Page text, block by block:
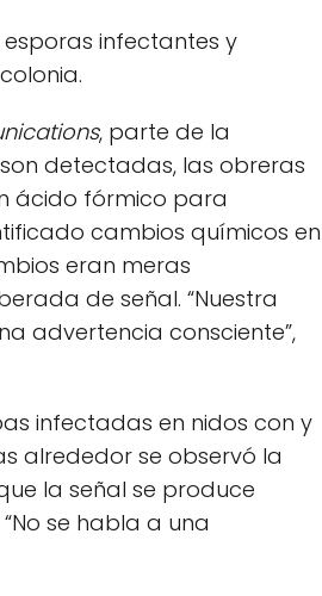
infectantes y
, parte de la
detectadas, las obreras
ácido fórmico para
cambios químicos en
eran meras
de señal. “Nuestra
advertencia consciente”,
infectadas en nidos con y
alrededor se observó la
la señal se produce
se habla a una